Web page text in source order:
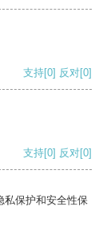
支持[0] 反对[0]
支持[0] 反对[0]
私保护和安全性保